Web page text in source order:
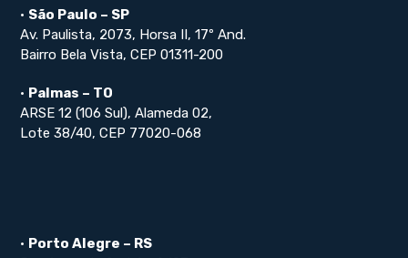
• São Paulo – SP
Av. Paulista, 2073, Horsa II, 17º And.
Bairro Bela Vista, CEP 01311-200
• Palmas – TO
ARSE 12 (106 Sul), Alameda 02,
Lote 38/40, CEP 77020-068
• Porto Alegre – RS